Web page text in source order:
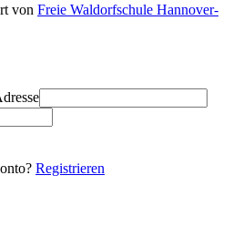
von Freie Waldorfschule Hannover-
Registrieren